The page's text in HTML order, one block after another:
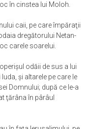
în cinstea lui Moloh.
caii, pe care împăraţii
dregătorului Netan-
carele soarelui.
odăii de sus a lui
şi altarele pe care le
Domnului; după ce le-a
ţărâna în pârâul